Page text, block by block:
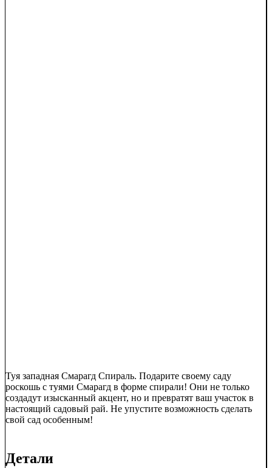
Туя западная Смарагд Спираль. Подарите своему саду
роскошь с туями Смарагд в форме спирали! Они не только
создадут изысканный акцент, но и превратят ваш участок в
настоящий садовый рай. Не упустите возможность сделать
свой сад особенным!
Детали